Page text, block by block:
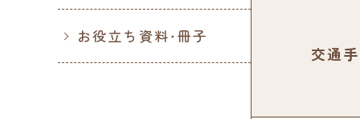
交通
お役立ち資料・冊子